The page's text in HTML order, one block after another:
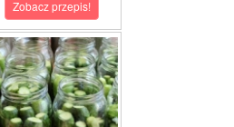
Zobacz przepis!